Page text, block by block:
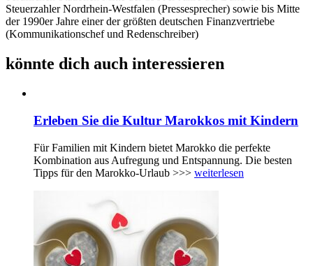
Steuerzahler Nordrhein-Westfalen (Pressesprecher) sowie bis Mitte
der 1990er Jahre einer der größten deutschen Finanzvertriebe
(Kommunikationschef und Redenschreiber)
könnte dich auch interessieren
Erleben Sie die Kultur Marokkos mit Kindern
Für Familien mit Kindern bietet Marokko die perfekte
Kombination aus Aufregung und Entspannung. Die besten
Tipps für den Marokko-Urlaub >>> weiterlesen